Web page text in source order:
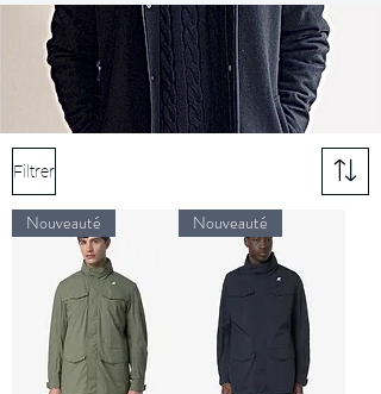
Filtrer
Nouveauté Nouveauté